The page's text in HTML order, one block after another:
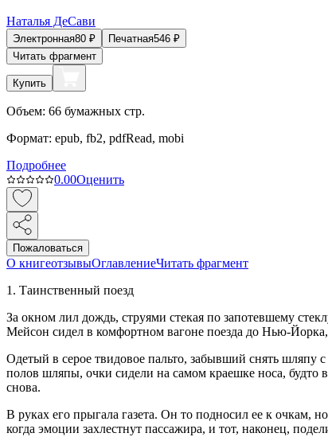
Наталья ДеСави
Электронная80 ₽ Печатная546 ₽
Читать фрагмент
Купить
Объем: 66 бумажных стр.
Формат: epub, fb2, pdfRead, mobi
Подробнее
0.00Оценить
Пожаловаться
О книгеотзывыОглавлениеЧитать фрагмент
1. Таинственный поезд
За окном лил дождь, струями стекая по запотевшему
Мейсон сидел в комфортном вагоне поезда до Нью-Йорка,
Одетый в серое твидовое пальто, забывший снять
полов шляпы, очки сидели на самом краешке носа, будто
снова.
В руках его прыгала газета. Он то подносил ее к очкам,
когда эмоции захлестнут пассажира, и тот, наконец,